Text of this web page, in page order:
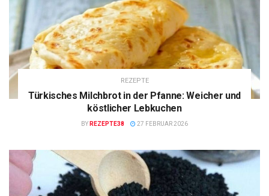
REZEPTE
Türkisches Milchbrot in der Pfanne: Weicher und
köstlicher Lebkuchen
BY REZEPTE38 27 FEBRUAR 2026